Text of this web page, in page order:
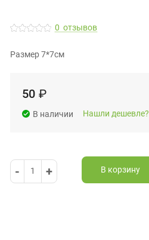
0 отзывов
Размер 7*7см
50 ₽
В наличии Нашли дешевле?
- 1 + В корзину